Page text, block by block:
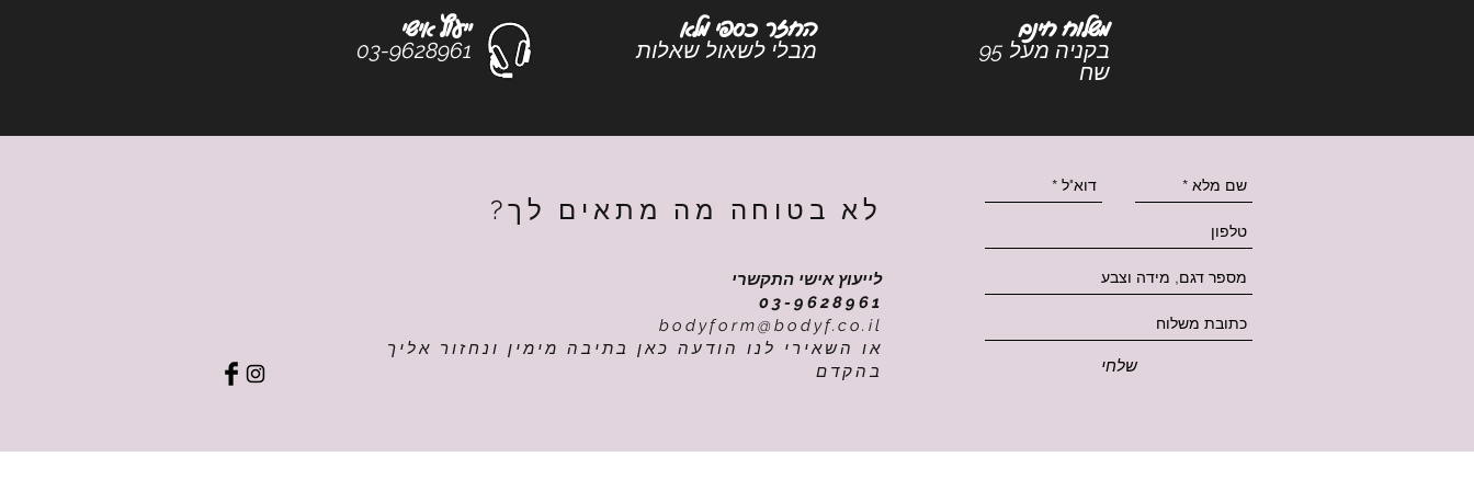
ייעוץ אישי
03-9628961
החזר כספי מלא
מבלי לשאול שאלות
משלוח חינם
בקניה מעל 95
שח
לא בטוחה מה מתאים לך?
לייעוץ אישי התקשרי
03-9628961
bodyform@bodyf.co.il
או השאירי לנו הודעה כאן בתיבה מימין ונחזור אליך
בהקדם
שלחי